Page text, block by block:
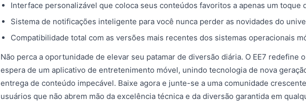
Interface personalizável que coloca seus conteúdos favoritos a apenas um toque
Sistema de notificações inteligente para você nunca perder as novidades do
Compatibilidade total com as versões mais recentes dos sistemas operacionais
Não perca a oportunidade de elevar seu patamar de diversão diária. O EE7 redefine
espera de um aplicativo de entretenimento móvel, unindo tecnologia de nova
entrega de conteúdo impecável. Baixe agora e junte-se a uma comunidade
usuários que não abrem mão da excelência técnica e da diversão garantida em